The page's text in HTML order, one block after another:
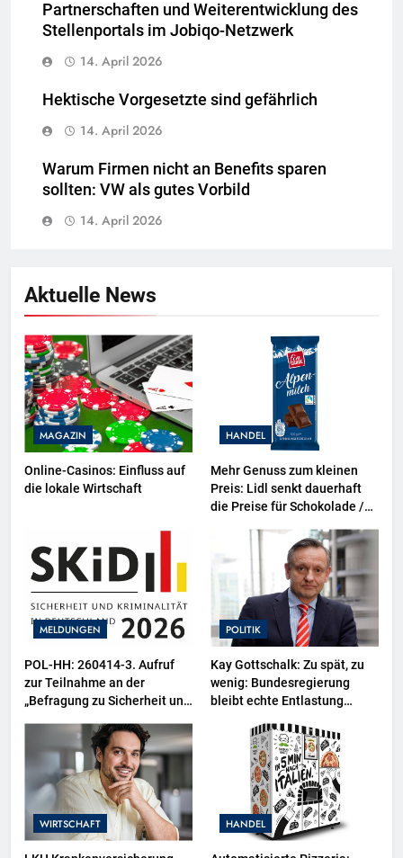
Partnerschaften und Weiterentwicklung des
Stellenportals im Jobiqo-Netzwerk
14. April 2026
Hektische Vorgesetzte sind gefährlich
14. April 2026
Warum Firmen nicht an Benefits sparen
sollten: VW als gutes Vorbild
14. April 2026
Aktuelle News
MAGAZIN
Online-Casinos: Einfluss auf
die lokale Wirtschaft
HANDEL
Mehr Genuss zum kleinen
Preis: Lidl senkt dauerhaft
die Preise für Schokolade /
bis zu 13 Prozent günstiger
MELDUNGEN
POL-HH: 260414-3. Aufruf
zur Teilnahme an der
„Befragung zu Sicherheit und
(SKiD) 2026“
POLITIK
Kay Gottschalk: Zu spät, zu
wenig: Bundesregierung
bleibt echte Entlastung
WIRTSCHAFT HANDEL